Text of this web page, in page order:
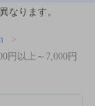
なります。
円以上～7,000円